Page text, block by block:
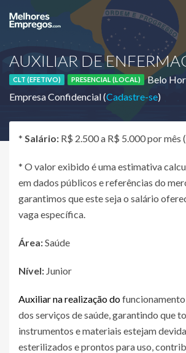
AUXILIAR DE
CLT (EFETIVO) PRESENCIAL (LOCAL)
Belo
Empresa Confidencial (Cadastre-se)
* Salário: R$ 2.500 a R$ 5.000 por mês
* O valor exibido é uma estimativa
em dados públicos e referências do
garantimos que este seja o salário
vaga específica.
Área:Saúde
Nível: Junior
Auxiliar na realização do
dos serviços de saúde, garantindo que
instrumentos e materiais estejam
esterilizados e prontos para uso,